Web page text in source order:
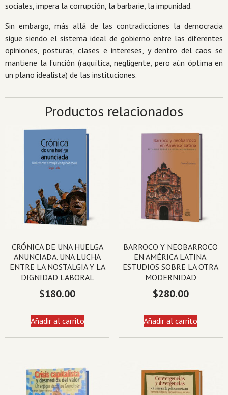
sociales, impera la corrupción, la barbarie, la impunidad.
Sin embargo, más allá de las contradicciones la democracia
sigue siendo el sistema ideal de gobierno entre las diferentes
opiniones, posturas, clases e intereses, y dentro del caos se
mantiene la función (raquítica, negligente, pero aún óptima en
un plano idealista) de las instituciones.
Productos relacionados
CRÓNICA DE UNA HUELGA
ANUNCIADA. UNA LUCHA
ENTRE LA NOSTALGIA Y LA
DIGNIDAD LABORAL
$180.00
Añadir al carrito
BARROCO Y NEOBARROCO
EN AMÉRICA LATINA.
ESTUDIOS SOBRE LA OTRA
MODERNIDAD
$280.00
Añadir al carrito